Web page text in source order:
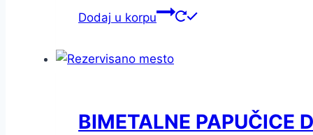
Dodaj u korpu
BIMETALNE